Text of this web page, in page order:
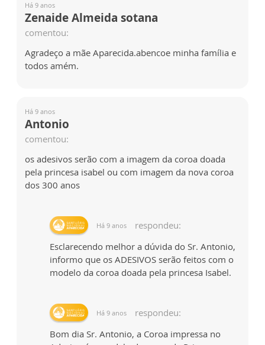
Há 9 anos
Zenaide Almeida sotana
comentou:
Agradeço a mãe Aparecida.abencoe minha família e
todos amém.
Há 9 anos
Antonio
comentou:
os adesivos serão com a imagem da coroa doada
pela princesa isabel ou com imagem da nova coroa
dos 300 anos
Há 9 anos
respondeu:
Esclarecendo melhor a dúvida do Sr. Antonio,
informo que os ADESIVOS serão feitos com o
modelo da coroa doada pela princesa Isabel.
Há 9 anos
respondeu:
Bom dia Sr. Antonio, a Coroa impressa no